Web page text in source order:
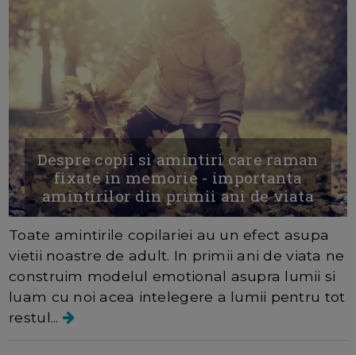
Despre copii si amintiri care raman
fixate in memorie - importanta
amintirilor din primii ani de viata
Toate amintirile copilariei au un efect asupa
vietii noastre de adult. In primii ani de viata ne
construim modelul emotional asupra lumii si
luam cu noi acea intelegere a lumii pentru tot
restul...